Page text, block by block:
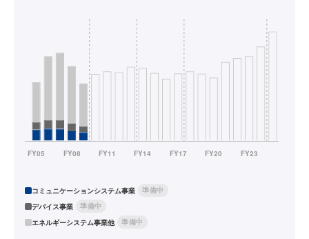
コミュニケーションシステム事業
準備中
デバイス事業
準備中
エネルギーシステム事業他
準備中